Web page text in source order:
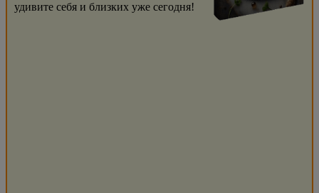
удивите себя и близких уже сегодня!